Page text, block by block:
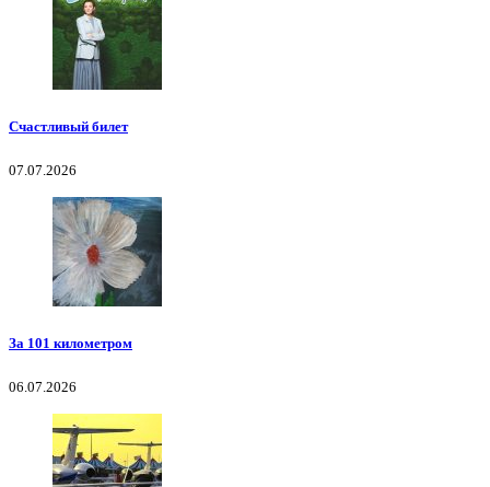
Счастливый билет
07.07.2026
За 101 километром
06.07.2026